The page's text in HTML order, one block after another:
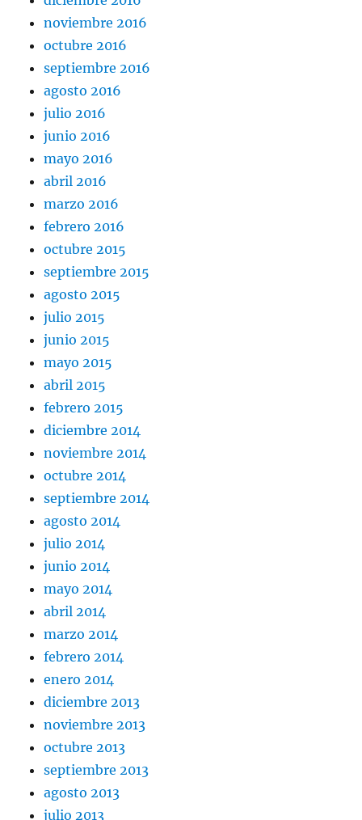
noviembre 2016
octubre 2016
septiembre 2016
agosto 2016
julio 2016
junio 2016
mayo 2016
abril 2016
marzo 2016
febrero 2016
octubre 2015
septiembre 2015
agosto 2015
julio 2015
junio 2015
mayo 2015
abril 2015
febrero 2015
diciembre 2014
noviembre 2014
octubre 2014
septiembre 2014
agosto 2014
julio 2014
junio 2014
mayo 2014
abril 2014
marzo 2014
febrero 2014
enero 2014
diciembre 2013
noviembre 2013
octubre 2013
septiembre 2013
agosto 2013
julio 2013